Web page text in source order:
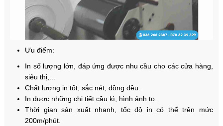
Ưu điểm:
In số lượng lớn, đáp ứng được nhu cầu cho các cửa hàng,
siêu thị,...
Chất lượng in tốt, sắc nét, đồng đều.
In được những chi tiết cầu kì, hình ảnh to.
Thời gian sản xuất nhanh, tốc độ in có thể trên mức
200m/phút.